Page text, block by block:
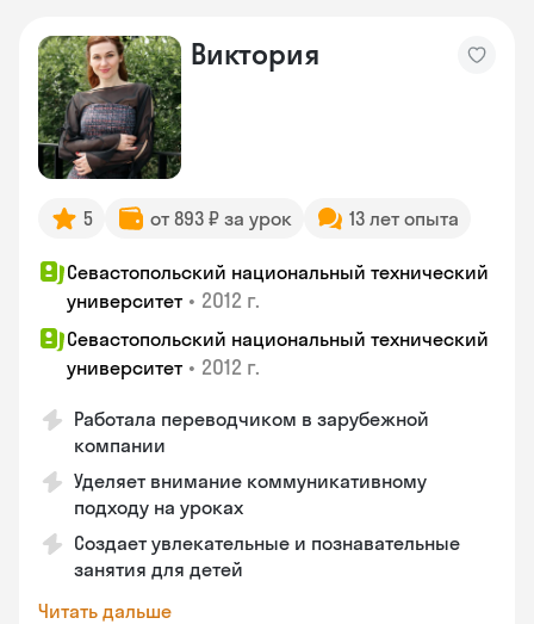
Виктория
5 от 893 ₽ за урок 13 лет опыта
Севастопольский национальный технический
университет • 2012 г.
Севастопольский национальный технический
университет • 2012 г.
Работала переводчиком в зарубежной
компании
Уделяет внимание коммуникативному
подходу на уроках
Создает увлекательные и познавательные
занятия для детей
Читать дальше